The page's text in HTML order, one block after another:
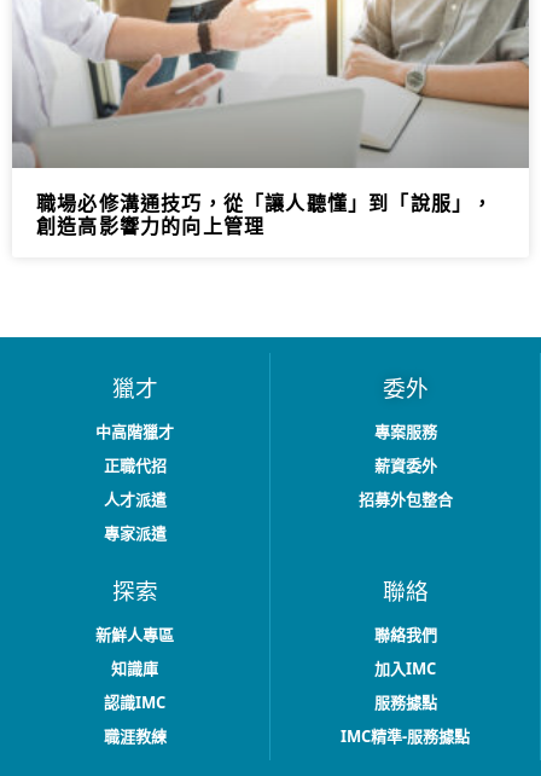
職場必修溝通技巧，從「讓人聽懂」到「說服」，
創造高影響力的向上管理
獵才
中高階獵才
正職代招
人才派遣
專家派遣
委外
專案服務
薪資委外
招募外包整合
探索
新鮮人專區
知識庫
認識IMC
職涯教練
聯絡
聯絡我們
加入IMC
服務據點
IMC精準-服務據點